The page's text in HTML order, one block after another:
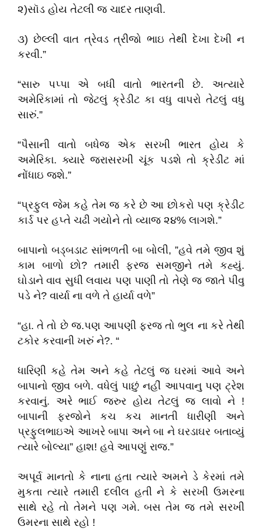
૨)સૉડ હોય તેટલી જ ચાદર તાણવી.
૩) છેલ્લી વાત ત્રેવડ ત્રીજો ભાઇ તેથી દેખા દેખી ન
કરવી.”
“સારુ પપ્પા એ બધી વાતો ભારતની છે. અત્યારે
અમેરિકામાં તો જેટલું ક્રેડીટ કા વધુ વાપરો તેટલું વધુ
સારું.”
“પૈસાની વાતો બધેજ એક સરખી ભારત હોય કે
અમેરિકા. ક્યારે જરાસરખી ચૂંક પડશે તો ક્રેડીટ માં
નોંધાઇ જશે.”
“પ્રફુલ જેમ કહે તેમ જ કરે છે આ છોકરો પણ ક્રેડીટ
કાર્ડ પર હપ્તે ચઢી ગયોને તો વ્યાજ ૨૪% લાગશે.”
બાપાનો બડ્બડાટ સાંભળતી બા બોલી, ”હવે તમે જીવ શું
કામ બાળો છો? તમારી ફરજ સમજીને તમે કહ્યું.
ઘોડાને વાવ સુધી લવાય પણ પાણી તો તેણે જ જાતે પીવુ
પડે ને? વાર્યા ના વળે તે હાર્યા વળે”
“હા. તે તો છે જ.પણ આપણી ફરજ તો ભુલ ના કરે તેથી
ટકોર કરવાની ખરું ને?. “
ધારિણી કહે તેમ અને કહે તેટલું જ ઘરમાં આવે અને
બાપાનો જીવ બળે. વધેલું પાછું નહીં આપવાનુ પણ ટ્રેશ
કરવાનું. અરે ભાઈ જરુર હોય તેટલું જ લાવો ને !
બાપાની ફરજોને કચ કચ માનતી ધારીણી અને
પ્રફુલભાઇએ આખરે બાપા અને બા ને ઘરડાઘર બતાવ્યું
ત્યારે બોલ્યા” હાશ! હવે આપણું રાજ.”
અપૂર્વ માનતો કે નાના હતા ત્યારે અમને ડે કેરમાં તમે
મુકતા ત્યારે તમારી દલીલ હતી ને કે સરખી ઉમરના
સાથે રહે તો તેમને પણ ગમે. બસ તેમ જ તમે સરખી
ઉમરના સાથે રહો !